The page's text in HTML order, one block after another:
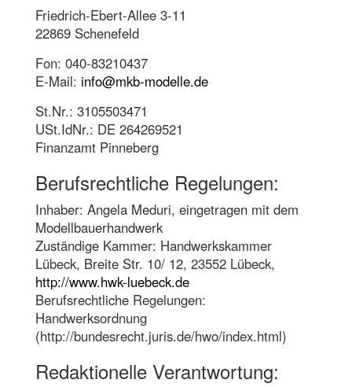
Friedrich-Ebert-Allee 3-11
22869 Schenefeld
Fon: 040-83210437
E-Mail: info@mkb-modelle.de
St.Nr.: 3105503471
USt.IdNr.: DE 264269521
Finanzamt Pinneberg
Berufsrechtliche Regelungen:
Inhaber: Angela Meduri, eingetragen mit dem
Modellbauerhandwerk
Zuständige Kammer: Handwerkskammer
Lübeck, Breite Str. 10/ 12, 23552 Lübeck,
http://www.hwk-luebeck.de
Berufsrechtliche Regelungen:
Handwerksordnung
(http://bundesrecht.juris.de/hwo/index.html)
Redaktionelle Verantwortung: